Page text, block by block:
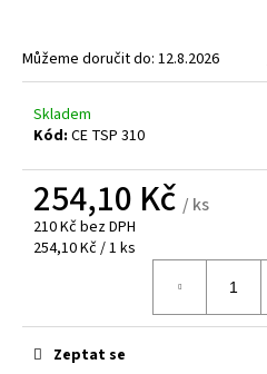
Můžeme doručit do: 12.8.2026
Skladem
Kód: CE TSP 310
254,10 Kč / ks
210 Kč bez DPH
Měrná
254,10 Kč / 1 ks
Zeptat se
HLEDAT
D
o
p
o
č
u